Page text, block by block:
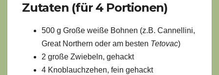
Zutaten (für 4 Portionen)
500 g Große weiße Bohnen (z.B. Cannellini,
Great Northern oder am besten Tetovac)
2 große Zwiebeln, gehackt
4 Knoblauchzehen, fein gehackt